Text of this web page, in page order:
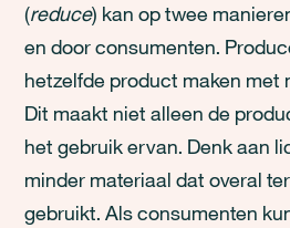
(reduce) kan op twee
en door consumenten.
hetzelfde product maken met
Dit maakt niet alleen de
het gebruik ervan. Denk aan
minder materiaal dat overal
gebruikt. Als consumenten